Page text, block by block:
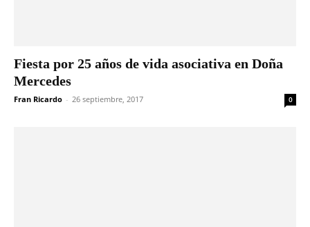
Fiesta por 25 años de vida asociativa en Doña
Mercedes
Fran Ricardo - 26 septiembre, 2017 0